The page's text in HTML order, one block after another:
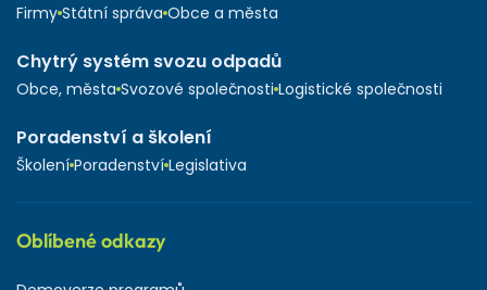
Firmy Státní správa Obce a města
Chytrý systém svozu odpadů
Obce, města Svozové společnosti Logistické společnosti
Poradenství a školení
Školení Poradenství Legislativa
Oblíbené odkazy